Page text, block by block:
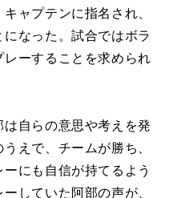
ャプテンに指名され、
なった。試合ではボラ
ーすることを求められ
自らの意思や考えを発
えで、チームが勝ち、
にも自信が持てるよう
していた阿部の声が、